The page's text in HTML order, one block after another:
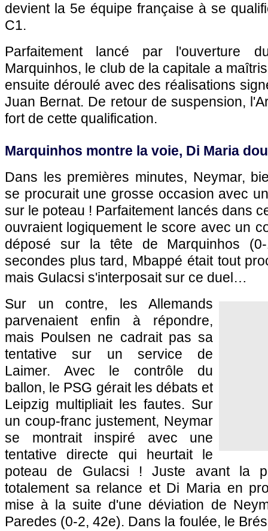
devient la 5e équipe française à se
C1.
Parfaitement lancé par l'ouverture
Marquinhos, le club de la capitale a
ensuite déroulé avec des réalisations
Juan Bernat. De retour de suspension,
fort de cette qualification.
Marquinhos montre la voie, Di Maria
Dans les premières minutes, Neymar,
se procurait une grosse occasion avec
sur le poteau ! Parfaitement lancés dans
ouvraient logiquement le score avec un
déposé sur la tête de Marquinhos
secondes plus tard, Mbappé était tout
mais Gulacsi s'interposait sur ce duel…
Sur un contre, les Allemands
parvenaient enfin à répondre,
mais Poulsen ne cadrait pas sa
tentative sur un service de
Laimer. Avec le contrôle du
ballon, le PSG gérait les débats et
Leipzig multipliait les fautes. Sur
un coup-franc justement, Neymar
se montrait inspiré avec une
tentative directe qui heurtait le
poteau de Gulacsi ! Juste avant la
totalement sa relance et Di Maria en
mise à la suite d'une déviation de
Paredes (0-2, 42e). Dans la foulée, le